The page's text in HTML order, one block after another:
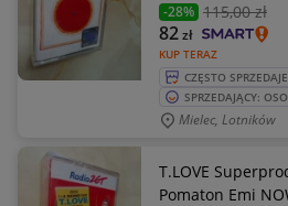
-28% 115,00 zł
KUP TERAZ
82zł
CZĘSTO SPRZEDAJE
SPRZEDAJĄCY:
Mielec, Lotników
T.LOVE
Pomaton Emi